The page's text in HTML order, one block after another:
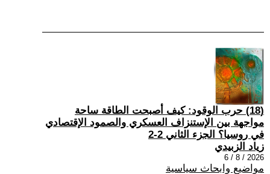
(18) حرب الوقود: كيف أصبحت الطاقة ساحة
مواجهة بين الإستنزاف العسكري والصمود الإقتصادي
في روسيا؟ الجزء الثاني 2-2
زياد الزبيدي
2026 / 8 / 6
مواضيع وابحاث سياسية